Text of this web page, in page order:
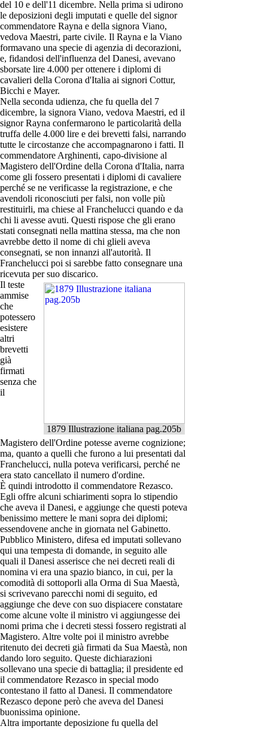
del 10 e dell'11 dicembre. Nella prima si udirono
le deposizioni degli imputati e quelle del signor
commendatore Rayna e della signora Viano,
vedova Maestri, parte civile. Il Rayna e la Viano
formavano una specie di agenzia di decorazioni,
e, fidandosi dell'influenza del Danesi, avevano
sborsate lire 4.000 per ottenere i diplomi di
cavalieri della Corona d'Italia ai signori Cottur,
Bicchi e Mayer.
Nella seconda udienza, che fu quella del 7
dicembre, la signora Viano, vedova Maestri, ed il
signor Rayna confermarono le particolarità della
truffa delle 4.000 lire e dei brevetti falsi, narrando
tutte le circostanze che accompagnarono i fatti. Il
commendatore Arghinenti, capo-divisione al
Magistero dell'Ordine della Corona d'Italia, narra
come gli fossero presentati i diplomi di cavaliere
perché se ne verificasse la registrazione, e che
avendoli riconosciuti per falsi, non volle più
restituirli, ma chiese al Franchelucci quando e da
chi li avesse avuti. Questi rispose che gli erano
stati consegnati nella mattina stessa, ma che non
avrebbe detto il nome di chi glieli aveva
consegnati, se non innanzi all'autorità. Il
Franchelucci poi si sarebbe fatto consegnare una
ricevuta per suo discarico.
1879 Illustrazione italiana pag.205b
Il teste
ammise
che
potessero
esistere
altri
brevetti
già
firmati
senza che
il
Magistero dell'Ordine potesse averne cognizione;
ma, quanto a quelli che furono a lui presentati dal
Franchelucci, nulla poteva verificarsi, perché ne
era stato cancellato il numero d'ordine.
È quindi introdotto il commendatore Rezasco.
Egli offre alcuni schiarimenti sopra lo stipendio
che aveva il Danesi, e aggiunge che questi poteva
benissimo mettere le mani sopra dei diplomi;
essendovene anche in giornata nel Gabinetto.
Pubblico Ministero, difesa ed imputati sollevano
qui una tempesta di domande, in seguito alle
quali il Danesi asserisce che nei decreti reali di
nomina vi era una spazio bianco, in cui, per la
comodità di sottoporli alla Orma di Sua Maestà,
si scrivevano parecchi nomi di seguito, ed
aggiunge che deve con suo dispiacere constatare
come alcune volte il ministro vi aggiungesse dei
nomi prima che i decreti stessi fossero registrati al
Magistero. Altre volte poi il ministro avrebbe
ritenuto dei decreti già firmati da Sua Maestà, non
dando loro seguito. Queste dichiarazioni
sollevano una specie di battaglia; il presidente ed
il commendatore Rezasco in special modo
contestano il fatto al Danesi. Il commendatore
Rezasco depone però che aveva del Danesi
buonissima opinione.
Altra importante deposizione fu quella del